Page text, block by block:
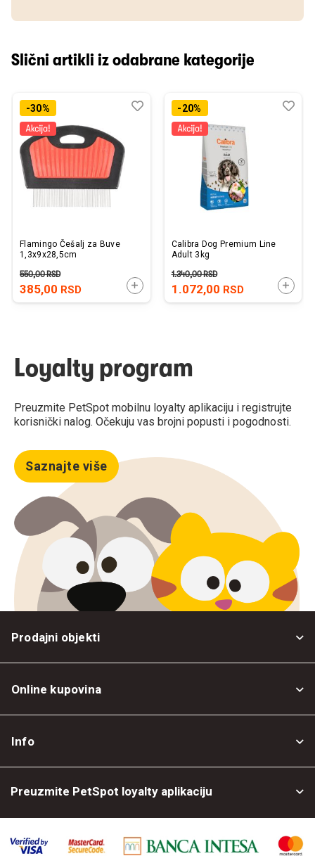
Slični artikli iz odabrane kategorije
-30%
Flamingo Češalj za Buve
1,3x9x28,5cm
385,00 RSD
550,00RSD
DODAJTE U KORPU
Dodaj
Uporedi-20%
Calibra Dog Premium Line
Adult 3kg
1.072,00 RSD
1.340,00RSD
Loyalty program
Preuzmite PetSpot mobilnu loyalty aplikaciju i registrujte
korisnički nalog. Očekuju vas brojni popusti i pogodnosti.
Saznajte više
Prodajni objekti
Online kupovina
Info
Preuzmite PetSpot loyalty aplikaciju